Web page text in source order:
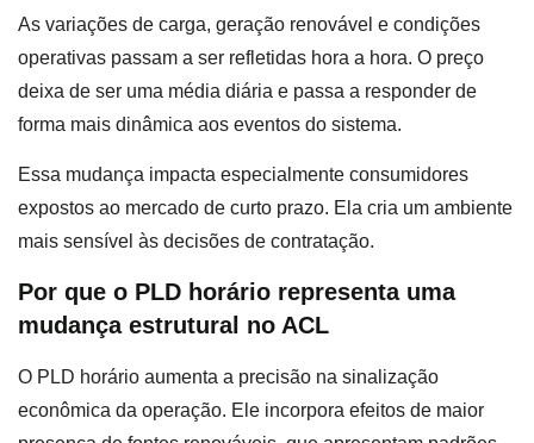
As variações de carga, geração renovável e condições
operativas passam a ser refletidas hora a hora. O preço
deixa de ser uma média diária e passa a responder de
forma mais dinâmica aos eventos do sistema.
Essa mudança impacta especialmente consumidores
expostos ao mercado de curto prazo. Ela cria um ambiente
mais sensível às decisões de contratação.
Por que o PLD horário representa uma
mudança estrutural no ACL
O PLD horário aumenta a precisão na sinalização
econômica da operação. Ele incorpora efeitos de maior